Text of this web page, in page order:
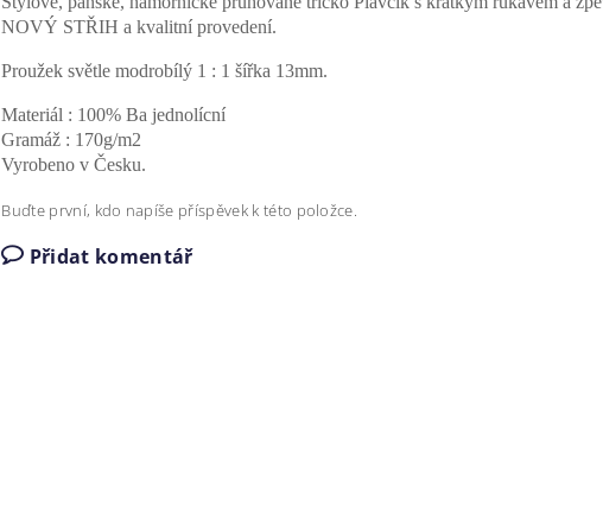
NOVÝ STŘIH a kvalitní provedení.
Proužek světle modrobílý 1 : 1 šířka 13mm.
Materiál : 100% Ba jednolícní
Gramáž : 170g/m2
Vyrobeno v Česku.
Buďte první, kdo napíše příspěvek k této položce.
Přidat komentář